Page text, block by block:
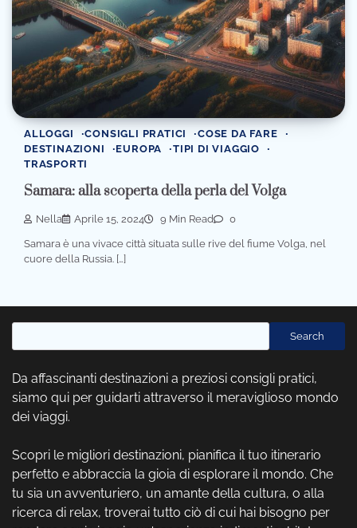
ALLOGGI CONSIGLI PRATICI
COSE DA FARE
DESTINAZIONI
EUROPA
TIPI DI VIAGGIO
TRASPORTI
Samara: alla scoperta della perla del Volga
Nella Aprile 15, 2024 9 Min Read 0
Samara è una vivace città situata sulle rive del fiume Volga, nel
cuore della Russia. […]
Search
Da affascinanti destinazioni a preziosi consigli pratici,
siamo qui per guidarti attraverso il meraviglioso mondo
dei viaggi.
Scopri le migliori destinazioni, pianifica il tuo itinerario
perfetto e abbraccia la gioia di esplorare il mondo. Che
tu sia un avventuriero, un amante della cultura, o alla
ricerca di relax, troverai tutto ciò di cui hai bisogno per